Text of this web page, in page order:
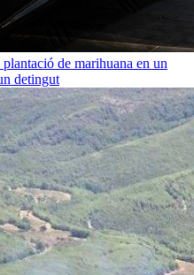
de marihuana en un
detingut